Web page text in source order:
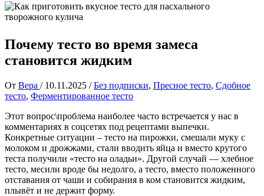
Почему тесто во время замеса
становится жидким
От Вера / 10.11.2025 /Без подписки, Пресное тесто, Сдобное
тесто, Ферментированное тесто
Этот вопрос\проблема наиболее часто встречается у нас в
комментариях в соцсетях под рецептами выпечки.
Конкретные ситуации – тесто на пирожки, смешали муку с
молоком и дрожжами, стали вводить яйца и вместо крутого
теста получили «тесто на оладьи». Другой случай — хлебное
тесто, месили вроде бы недолго, а тесто, вместо положенного
отставания от чаши и собирания в ком становится жидким,
плывёт и не держит форму.